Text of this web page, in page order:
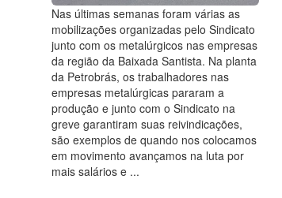
Nas últimas semanas foram várias as
mobilizações organizadas pelo Sindicato
junto com os metalúrgicos nas empresas
da região da Baixada Santista. Na planta
da Petrobrás, os trabalhadores nas
empresas metalúrgicas pararam a
produção e junto com o Sindicato na
greve garantiram suas reivindicações,
são exemplos de quando nos colocamos
em movimento avançamos na luta por
mais salários e ...